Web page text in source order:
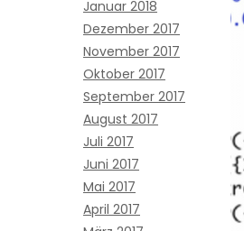
Januar 2018
Dezember 2017
November 2017
Oktober 2017
September 2017
August 2017
Juli 2017
Juni 2017
Mai 2017
April 2017